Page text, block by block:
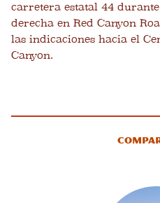
carretera estatal 44
derecha en Red Canyon
las indicaciones hacia el
Canyon.